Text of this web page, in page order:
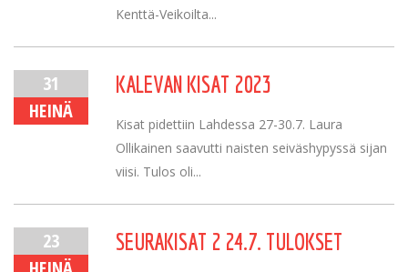
Kenttä-Veikoilta...
31
HEINÄ
KALEVAN KISAT 2023
Kisat pidettiin Lahdessa 27-30.7. Laura
Ollikainen saavutti naisten seiväshypyssä sijan
viisi. Tulos oli...
23
SEURAKISAT 2 24.7. TULOKSET